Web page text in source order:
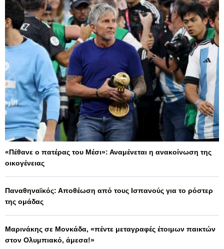
«Πέθανε ο πατέρας του Μέσι»: Αναμένεται η ανακοίνωση της
οικογένειας
Παναθηναϊκός: Αποθέωση από τους Ισπανούς για το ρόστερ
της ομάδας
Μαρινάκης σε Μονκάδα, «πέντε μεταγραφές έτοιμων παικτών
στον Ολυμπιακό, άμεσα!»